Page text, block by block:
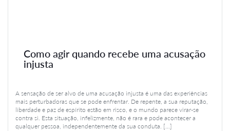
Como agir quando recebe uma acusação
injusta
A sensação de ser alvo de uma acusação injusta é uma das experiências
mais perturbadoras que se pode enfrentar. De repente, a sua reputação,
liberdade e paz de espírito estão em risco, e o mundo parece virar-se
contra si. Esta situação, infelizmente, não é rara e pode acontecer a
qualquer pessoa, independentemente da sua conduta. […]